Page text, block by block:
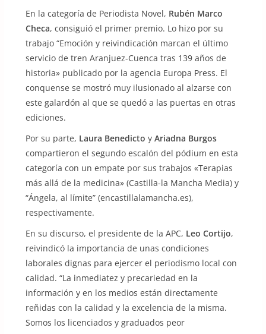
En la categoría de Periodista Novel, Rubén Marco
Checa, consiguió el primer premio. Lo hizo por su
trabajo “Emoción y reivindicación marcan el último
servicio de tren Aranjuez-Cuenca tras 139 años de
historia» publicado por la agencia Europa Press. El
conquense se mostró muy ilusionado al alzarse con
este galardón al que se quedó a las puertas en otras
ediciones.
Por su parte, Laura Benedicto y Ariadna Burgos
compartieron el segundo escalón del pódium en esta
categoría con un empate por sus trabajos «Terapias
más allá de la medicina» (Castilla-la Mancha Media) y
“Ángela, al límite” (encastillalamancha.es),
respectivamente.
En su discurso, el presidente de la APC, Leo Cortijo,
reivindicó la importancia de unas condiciones
laborales dignas para ejercer el periodismo local con
calidad. “La inmediatez y precariedad en la
información y en los medios están directamente
reñidas con la calidad y la excelencia de la misma.
Somos los licenciados y graduados peor